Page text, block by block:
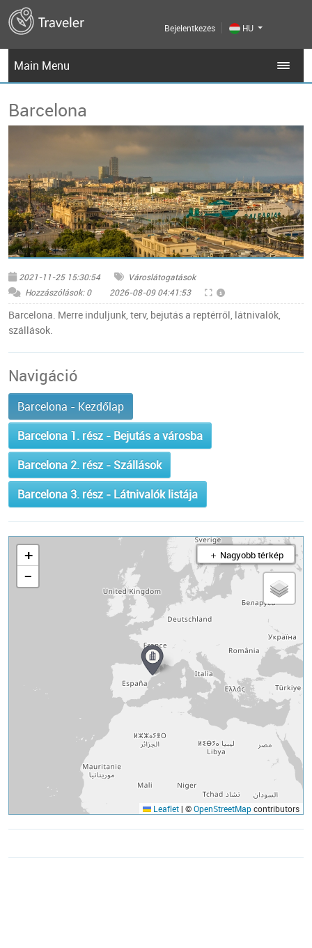
Bejelentkezés HU
Main Menu
Barcelona
2021-11-25 15:30:54
Városlátogatások
Hozzászólások: 0
2026-08-09 04:41:53
Barcelona. Merre induljunk, terv, bejutás a reptérről, látnivalók,
szállások.
Navigáció
Barcelona - Kezdőlap
Barcelona 1. rész - Bejutás a városba
Barcelona 2. rész - Szállások
Barcelona 3. rész - Látnivalók listája
+
−
＋ Nagyobb térkép
Leaflet| ©OpenStreetMapcontributors